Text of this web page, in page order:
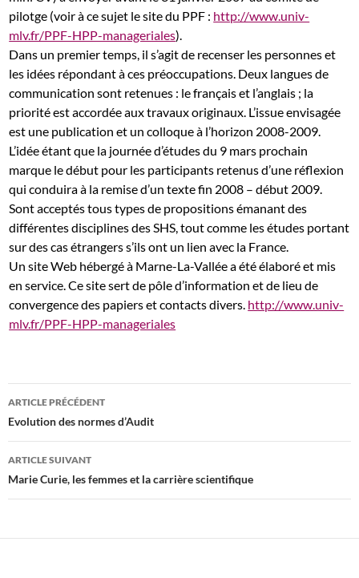
pilotge (voir à ce sujet le site du PPF : http://www.univ-
mlv.fr/PPF-HPP-manageriales).
Dans un premier temps, il s’agit de recenser les personnes et
les idées répondant à ces préoccupations. Deux langues de
communication sont retenues : le français et l’anglais ; la
priorité est accordée aux travaux originaux. L’issue envisagée
est une publication et un colloque à l’horizon 2008-2009.
L’idée étant que la journée d’études du 9 mars prochain
marque le début pour les participants retenus d’une réflexion
qui conduira à la remise d’un texte fin 2008 – début 2009.
Sont acceptés tous types de propositions émanant des
différentes disciplines des SHS, tout comme les études portant
sur des cas étrangers s’ils ont un lien avec la France.
Un site Web hébergé à Marne-La-Vallée a été élaboré et mis
en service. Ce site sert de pôle d’information et de lieu de
convergence des papiers et contacts divers. http://www.univ-
mlv.fr/PPF-HPP-manageriales
Navigation
des
articles
ARTICLE PRÉCÉDENT
Evolution des normes d’Audit
ARTICLE SUIVANT
Marie Curie, les femmes et la carrière scientifique